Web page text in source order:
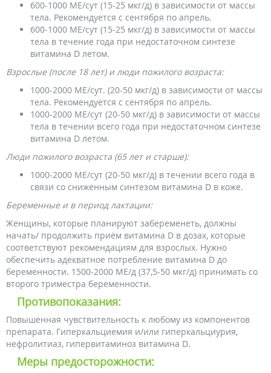
600-1000 МЕ/сут (15-25 мкг/д) в зависимости от массы
тела. Рекомендуется с сентября по апрель.
600-1000 МЕ/сут (15-25 мкг/д) в зависимости от массы
тела в течение года при недостаточном синтезе
витамина D летом.
Взрослые (после 18 лет) и люди пожилого возраста:
1000-2000 МЕ/сут. (20-50 мкг/д) в зависимости от массы
тела. Рекомендуется с сентября по апрель.
1000-2000 МЕ/сут (20-50 мкг/д) в зависимости от массы
тела в течении всего года при недостаточном синтезе
витамина D летом.
Люди пожилого возраста (65 лет и старше):
1000-2000 МЕ/сут (20-50 мкг/д) в течении всего года в
связи со сниженным синтезом витамина D в коже.
Беременные и в период лактации:
Женщины, которые планируют забеременеть, должны
начать/ продолжить приём витамина D в дозах, которые
соответствуют рекомендациям для взрослых. Нужно
обеспечить адекватное потребление витамина D до
беременности. 1500-2000 МЕ/д (37,5-50 мкг/д) принимать со
второго триместра беременности.
Противопоказания:
Повышенная чувствительность к любому из компонентов
препарата. Гиперкальциемия и/или гиперкальциурия,
нефролитиаз, гипервитаминоз витамина D.
Меры предосторожности: